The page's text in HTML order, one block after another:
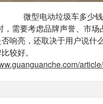
微型电动垃圾车多少钱
，需要考虑品牌声誉、市
响亮，还取决于用户说什
较好。